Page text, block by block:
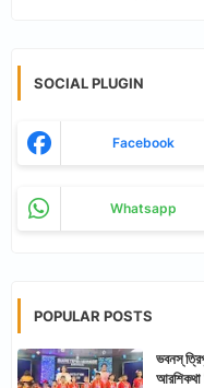
SOCIAL PLUGIN
Facebook
Whatsapp
POPULAR POSTS
ভবনস্
আরশিকথা